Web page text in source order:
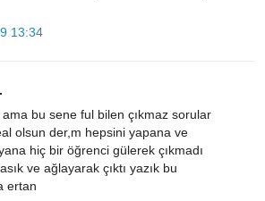
13:34
ama bu sene ful bilen çıkmaz sorular
olsun der,m hepsini yapana ve
hiç bir öğrenci gülerek çıkmadı
ve ağlayarak çıktı yazık bu
ertan